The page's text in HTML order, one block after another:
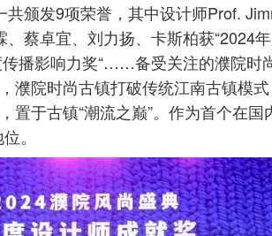
共颁发9项荣誉，其中设计师Prof.
蔡卓宜、刘力扬、卡斯柏获“2024年
播影响力奖“……备受关注的濮院时
濮院时尚古镇打破传统江南古镇模
置于古镇“潮流之巅”。作为首个在
。